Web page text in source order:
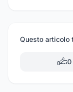
Questo articolo
0